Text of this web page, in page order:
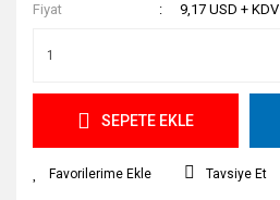
Fiyat
9,17 USD + KDV
SEPETE EKLE
Tavsiye Et